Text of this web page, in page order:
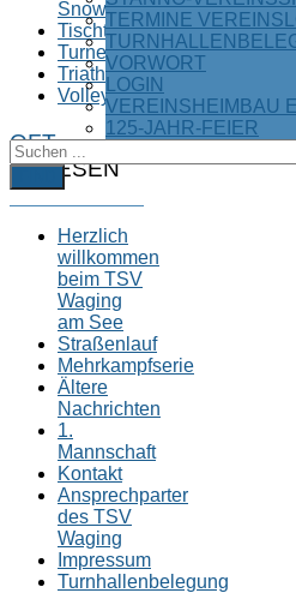
TERMINE
VORWORT
LOGIN
VEREINSHEIMBAU
125-JAHR-FEIER
Snowboard
Tischtennis
Turnen
Triathlon
Volleyball
OFT
GELESEN
Herzlich
willkommen
beim TSV
Waging
am See
Straßenlauf
Mehrkampfserie
Ältere
Nachrichten
1.
Mannschaft
Kontakt
Ansprechparter
des TSV
Waging
Impressum
Turnhallenbelegung